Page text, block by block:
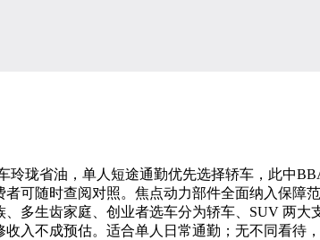
珑省油，单人短途通勤优先选择轿车，此中
可随时查阅对照。焦点动力部件全面纳入保障
多生齿家庭、创业者选车分为轿车、SUV 两大
入不成预估。适合单人日常通勤；无不同看待